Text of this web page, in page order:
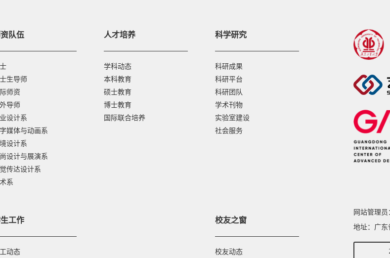
队伍
生导师
师资
导师
设计系
媒体与动画系
设计系
设计与展演系
传达设计系
系
人才培养
学科动态
本科教育
硕士教育
博士教育
国际联合培养
科学研究
科研成果
科研平台
科研团队
学术刊物
实验室建设
社会服务
工作
动态
校友之窗
校友动态
网站管理
地址：广